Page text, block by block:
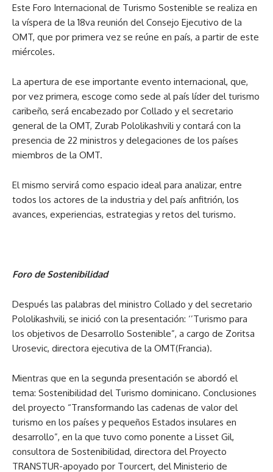
Este Foro Internacional de Turismo Sostenible se realiza en
la víspera de la 18va reunión del Consejo Ejecutivo de la
OMT, que por primera vez se reúne en país, a partir de este
miércoles.
La apertura de ese importante evento internacional, que,
por vez primera, escoge como sede al país líder del turismo
caribeño, será encabezado por Collado y el secretario
general de la OMT, Zurab Pololikashvili y contará con la
presencia de 22 ministros y delegaciones de los países
miembros de la OMT.
El mismo servirá como espacio ideal para analizar, entre
todos los actores de la industria y del país anfitrión, los
avances, experiencias, estrategias y retos del turismo.
Foro de Sostenibilidad
Después las palabras del ministro Collado y del secretario
Pololikashvili, se inició con la presentación: ‘’Turismo para
los objetivos de Desarrollo Sostenible”, a cargo de Zoritsa
Urosevic, directora ejecutiva de la OMT(Francia).
Mientras que en la segunda presentación se abordó el
tema: Sostenibilidad del Turismo dominicano. Conclusiones
del proyecto “Transformando las cadenas de valor del
turismo en los países y pequeños Estados insulares en
desarrollo”, en la que tuvo como ponente a Lisset Gil,
consultora de Sostenibilidad, directora del Proyecto
TRANSTUR-apoyado por Tourcert, del Ministerio de